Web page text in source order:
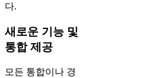
다.
새로운 기능 및
통합 제공
모든 통합이나 경